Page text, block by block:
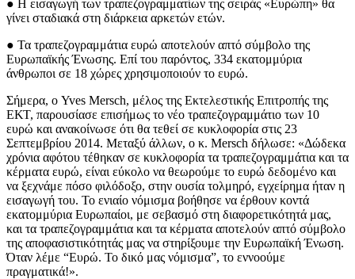
● Η εισαγωγή των τραπεζογραμματίων της σειράς «Ευρώπη» θα
γίνει σταδιακά στη διάρκεια αρκετών ετών.
● Τα τραπεζογραμμάτια ευρώ αποτελούν απτό σύμβολο της
Ευρωπαϊκής Ένωσης. Επί του παρόντος, 334 εκατομμύρια
άνθρωποι σε 18 χώρες χρησιμοποιούν το ευρώ.
Σήμερα, ο Yves Mersch, μέλος της Εκτελεστικής Επιτροπής της
ΕΚΤ, παρουσίασε επισήμως το νέο τραπεζογραμμάτιο των 10
ευρώ και ανακοίνωσε ότι θα τεθεί σε κυκλοφορία στις 23
Σεπτεμβρίου 2014. Μεταξύ άλλων, ο κ. Mersch δήλωσε: «Δώδεκα
χρόνια αφότου τέθηκαν σε κυκλοφορία τα τραπεζογραμμάτια και τα
κέρματα ευρώ, είναι εύκολο να θεωρούμε το ευρώ δεδομένο και
να ξεχνάμε πόσο φιλόδοξο, στην ουσία τολμηρό, εγχείρημα ήταν η
εισαγωγή του. Το ενιαίο νόμισμα βοήθησε να έρθουν κοντά
εκατομμύρια Ευρωπαίοι, με σεβασμό στη διαφορετικότητά μας,
και τα τραπεζογραμμάτια και τα κέρματα αποτελούν απτό σύμβολο
της αποφασιστικότητάς μας να στηρίξουμε την Ευρωπαϊκή Ένωση.
Όταν λέμε “Ευρώ. Το δικό μας νόμισμα”, το εννοούμε
πραγματικά!».